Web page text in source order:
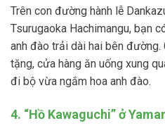
Trên con đường hành lễ
Tsurugaoka Hachimangu, bạn
anh đào trải dài hai bên đường.
tặng, cửa hàng ăn uống xung
đi bộ vừa ngắm hoa anh đào.
4. “Hồ Kawaguchi” ở